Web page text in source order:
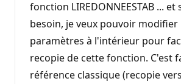
fonction LIREDONNEESTAB ... et
besoin, je veux pouvoir modifier
paramètres à l'intérieur pour
recopie de cette fonction. C'est
référence classique (recopie